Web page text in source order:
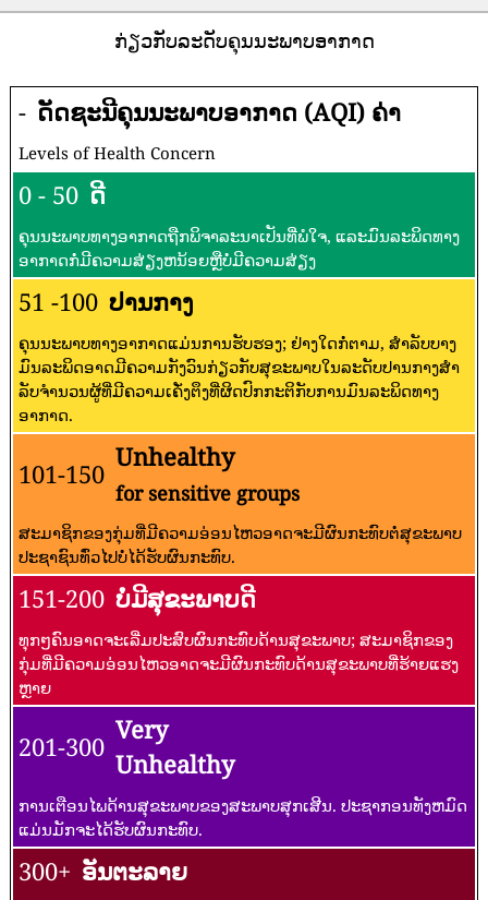
ກ່ຽວກັບລະດັບຄຸນນະພາບອາກາດ
- ດັດຊະນີຄຸນນະພາບອາກາດ (AQI) ຄ່າ
Levels of Health Concern
0 - 50 ດີ
ຄຸນນະພາບທາງອາກາດຖືກພິຈາລະນາເປັນທີ່ພໍໃຈ, ແລະມົນລະພິດທາງ
ອາກາດກໍ່ມີຄວາມສ່ຽງຫນ້ອຍຫຼືບໍ່ມີຄວາມສ່ຽງ
51 -100 ປານກາງ
ຄຸນນະພາບທາງອາກາດແມ່ນການຮັບຮອງ; ຢ່າງໃດກໍ່ຕາມ, ສໍາລັບບາງ
ມົນລະພິດອາດມີຄວາມກັງວົນກ່ຽວກັບສຸຂະພາບໃນລະດັບປານກາງສໍາ
ລັບຈໍານວນຜູ້ທີ່ມີຄວາມເຄັ່ງຕຶງທີ່ຜິດປົກກະຕິກັບການມົນລະພິດທາງ
ອາກາດ.
101-150
Unhealthy
for sensitive groups
ສະມາຊິກຂອງກຸ່ມທີ່ມີຄວາມອ່ອນໄຫວອາດຈະມີຜົນກະທົບຕໍ່ສຸຂະພາບ
ປະຊາຊົນທົ່ວໄປບໍ່ໄດ້ຮັບຜົນກະທົບ.
151-200 ບໍ່ມີສຸຂະພາບດີ
ທຸກໆຄົນອາດຈະເລີ່ມປະສົບຜົນກະທົບດ້ານສຸຂະພາບ; ສະມາຊິກຂອງ
ກຸ່ມທີ່ມີຄວາມອ່ອນໄຫວອາດຈະມີຜົນກະທົບດ້ານສຸຂະພາບທີ່ຮ້າຍແຮງ
ຫຼາຍ
201-300
Very
Unhealthy
ການເຕືອນໄພດ້ານສຸຂະພາບຂອງສະພາບສຸກເສີນ. ປະຊາກອນທັງຫມົດ
ແມ່ນມັກຈະໄດ້ຮັບຜົນກະທົບ.
300+ ອັນຕະລາຍ